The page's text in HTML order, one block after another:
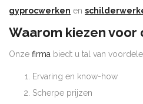
gyprocwerken en
Waarom kiezen voor
Onze firma biedt u tal van
Ervaring en know-how
Scherpe prijzen